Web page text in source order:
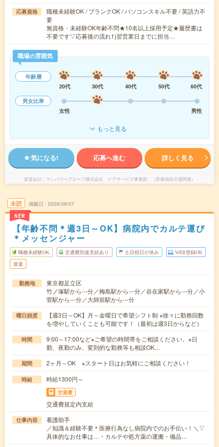
応募資格
職種未経験OK / ブランクOK / パソコンスキル不要 / 英語力不
要
無資格・未経験OK年齢不問★10名以上採用予定★履歴書は
不要です▽応募後の流れ1)翌営業日までに担当…
職場の雰囲気
年齢層
20代
30代 40代 50代
60代
男女比率
女性
男性
もっと見る
気になる! 応募へ進む 詳しく見る
派遣会社 マンパワーグループ株式会社 ケアサービス事業部 （医療福祉介護関連）
未読
NEW
掲載日 2026/08/07
【年齢不問＊週3日～OK】病院内でカルテ運び
＊メッセンジャー
職種未経験OK 交通費別途支給あり 土日祝日が休み WEB登録OK
派遣
勤務地
東京都足立区
竹ノ塚駅から---分／梅島駅から---分／谷在家駅から---分／小
菅駅から---分／大師前駅から---分
曜日頻度
【週3日～OK】月～金曜日で希望シフト制 ※徐々に勤務回数
を増やしていくことも可能です！（最初は週3日からなど）
時間
9:00～17:00など※ご希望の時間帯をご相談ください。※日
勤、夜勤のみ、変則的な勤務等も相談OK…
期間 2ヶ月～OK ※スタート日はお気軽にご相談ください！
時給 時給1300円～
交通費
交通費規定内支給
仕事内容
看護助手
／知識＆経験不要＊医療行為なし病院内でのお手伝い！＼▽
具体的なお仕事は…・カルテや処方薬の運搬・備品…